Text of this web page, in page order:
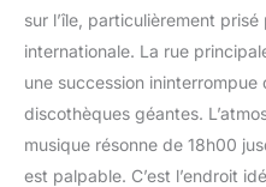
sur l’île, particulièrement
internationale. La rue
une succession
discothèques géantes.
musique résonne de 18h00
est palpable. C’est l’endroit